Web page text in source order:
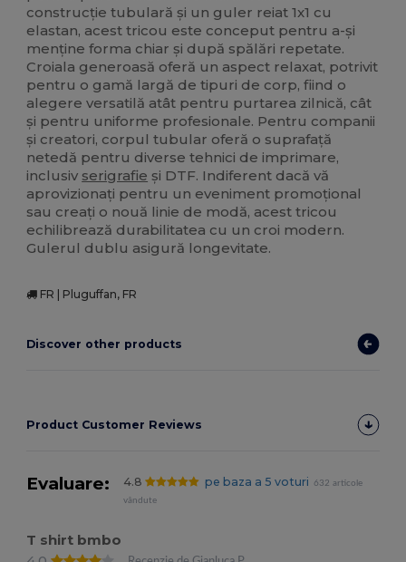
construcție tubulară și un guler reiat 1x1 cu
elastan, acest tricou este conceput pentru a-și
menține forma chiar și după spălări repetate.
Croiala generoasă oferă un aspect relaxat, potrivit
pentru o gamă largă de tipuri de corp, fiind o
alegere versatilă atât pentru purtarea zilnică, cât
și pentru uniforme profesionale. Pentru companii
și creatori, corpul tubular oferă o suprafață
netedă pentru diverse tehnici de imprimare,
inclusiv serigrafie și DTF. Indiferent dacă vă
aprovizionați pentru un eveniment promoțional
sau creați o nouă linie de modă, acest tricou
echilibrează durabilitatea cu un croi modern.
Gulerul dublu asigură longevitate.
FR | Pluguffan, FR
Discover other products
Product Customer Reviews
Evaluare: 4.8 pe baza a 5 voturi
632 articole
vândute
T shirt bmbo